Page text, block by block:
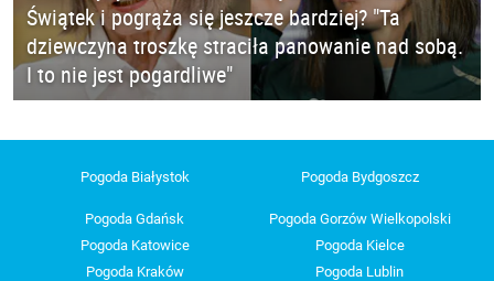
Świątek i pogrąża się jeszcze bardziej? "Ta
dziewczyna troszkę straciła panowanie nad sobą.
I to nie jest pogardliwe"
Pogoda Białystok Pogoda Bydgoszcz
Pogoda Gdańsk
Pogoda Gorzów Wielkopolski
Pogoda Katowice
Pogoda Kielce
Pogoda Kraków
Pogoda Lublin